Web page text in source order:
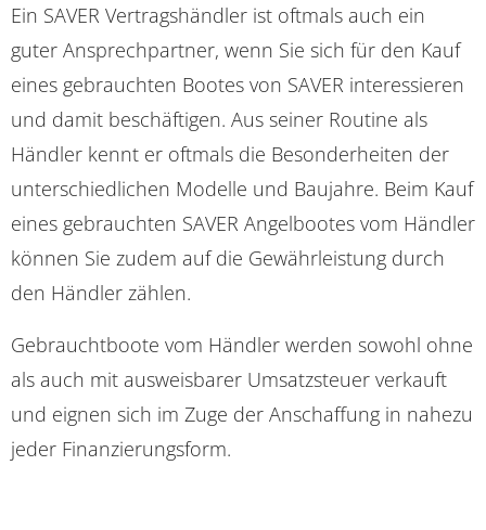
Ein SAVER Vertragshändler ist oftmals auch ein
guter Ansprechpartner, wenn Sie sich für den Kauf
eines gebrauchten Bootes von SAVER interessieren
und damit beschäftigen. Aus seiner Routine als
Händler kennt er oftmals die Besonderheiten der
unterschiedlichen Modelle und Baujahre. Beim Kauf
eines gebrauchten SAVER Angelbootes vom Händler
können Sie zudem auf die Gewährleistung durch
den Händler zählen.
Gebrauchtboote vom Händler werden sowohl ohne
als auch mit ausweisbarer Umsatzsteuer verkauft
und eignen sich im Zuge der Anschaffung in nahezu
jeder Finanzierungsform.